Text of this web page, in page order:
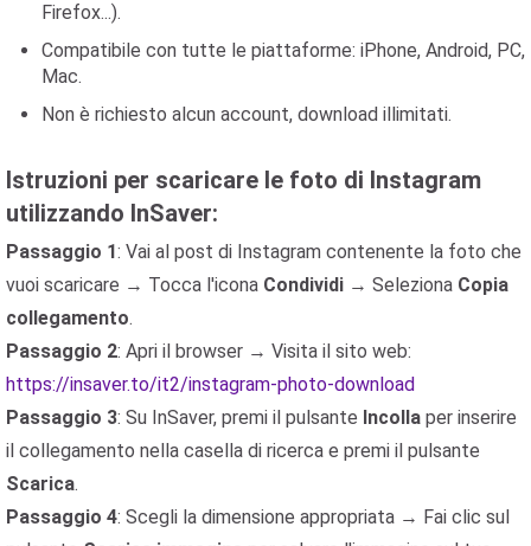
Firefox...).
Compatibile con tutte le piattaforme: iPhone, Android, PC,
Mac.
Non è richiesto alcun account, download illimitati.
Istruzioni per scaricare le foto di Instagram
utilizzando InSaver:
Passaggio 1: Vai al post di Instagram contenente la foto che
vuoi scaricare → Tocca l'icona Condividi → Seleziona Copia
collegamento.
Passaggio 2: Apri il browser → Visita il sito web:
https://insaver.to/it2/instagram-photo-download
Passaggio 3: Su InSaver, premi il pulsante Incolla per inserire
il collegamento nella casella di ricerca e premi il pulsante
Scarica.
Passaggio 4: Scegli la dimensione appropriata → Fai clic sul